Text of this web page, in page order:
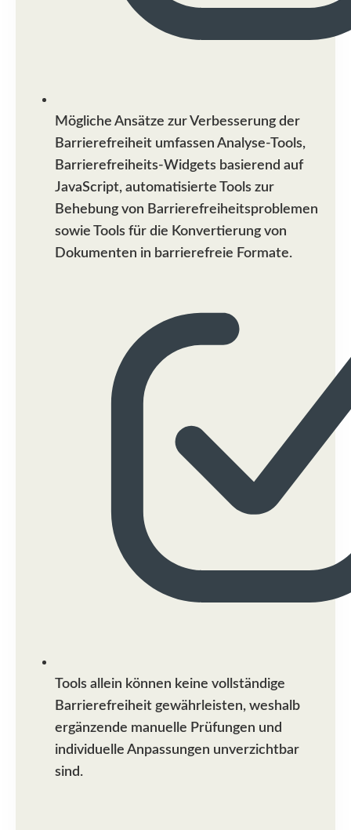
Mögliche Ansätze zur Verbesserung der
Barrierefreiheit umfassen Analyse-Tools,
Barrierefreiheits-Widgets basierend auf
JavaScript, automatisierte Tools zur
Behebung von Barrierefreiheitsproblemen
sowie Tools für die Konvertierung von
Dokumenten in barrierefreie Formate.
Tools allein können keine vollständige
Barrierefreiheit gewährleisten, weshalb
ergänzende manuelle Prüfungen und
individuelle Anpassungen unverzichtbar
sind.